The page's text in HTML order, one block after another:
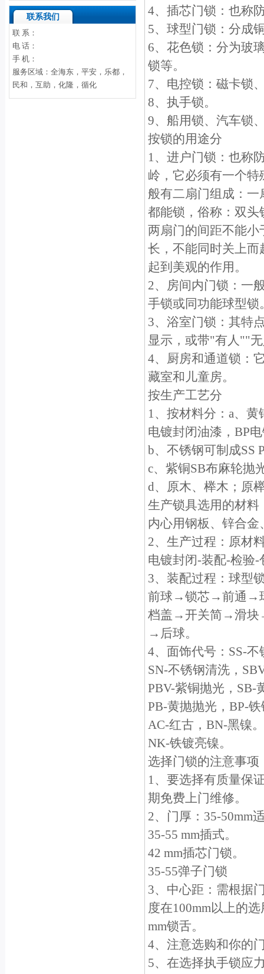
联系我们
联 系：
电 话：
手 机：
服务区域：全海东，平安，乐都，
民和，互助，化隆，循化
4、插芯门锁：也称
5、球型门锁：分成
6、花色锁：分为玻
锁等。
7、电控锁：磁卡锁
8、执手锁。
9、船用锁、汽车锁
按锁的用途分
1、进户门锁：也称
岭，它必须有一个
般有二扇门组成：
都能锁，俗称：双
两扇门的间距不能小
长，不能同时关上
起到美观的作用。
2、房间内门锁：一
手锁或同功能球型锁
3、浴室门锁：其特
显示，或带"有人""
4、厨房和通道锁：
藏室和儿童房。
按生产工艺分
1、按材料分：a、
电镀封闭油漆，BP
b、不锈钢可制成SS
c、紫铜SB布麻轮抛
d、原木、榉木；原
生产锁具选用的材
内心用钢板、锌合金
2、生产过程：原材
电镀封闭-装配-检验-
3、装配过程：球型
前球→锁芯→前通→
档盖→开关简→滑
→后球。
4、面饰代号：SS-
SN-不锈钢清洗，
PBV-紫铜抛光，SB-
PB-黄抛抛光，BP-
AC-红古，BN-黑镍。
NK-铁镀亮镍。
选择门锁的注意事项
1、要选择有质量保
期免费上门维修。
2、门厚：35-50mm
35-55 mm插式。
42 mm插芯门锁。
35-55弹子门锁
3、中心距：需根据
度在100mm以上的
mm锁舌。
4、注意选购和你的
5、在选择执手锁应